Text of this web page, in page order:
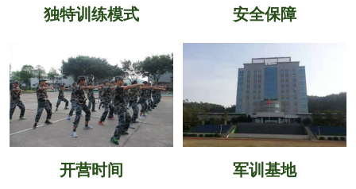
独特训练模式 安全保障
开营时间 军训基地